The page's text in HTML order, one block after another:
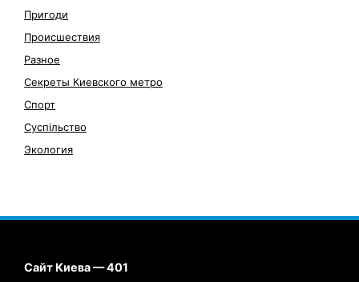
Пригоди
Происшествия
Разное
Секреты Киевского метро
Спорт
Суспільство
Экология
Сайт Киева — 401